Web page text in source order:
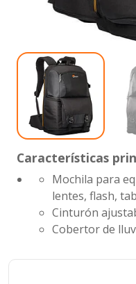
Características
Mochila para
lentes, flash,
Cinturón
Cobertor de